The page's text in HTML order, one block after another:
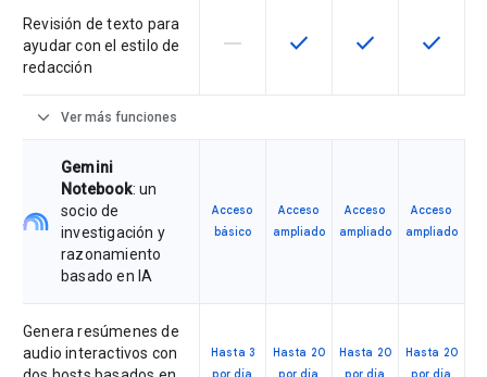
Revisión de texto para
ayudar con el estilo de
redacción
Esta función no está disponible en
horizontal_rule Esta función está
check Esta función
check Esta
check
expand_more Ver más funciones
Gemini
Notebook: un
socio de
investigación y
razonamiento
basado en IA
Acceso
básico
Acceso
ampliado
Acceso
ampliado
Acceso
ampliado
Genera resúmenes de
audio interactivos con
Hasta 3
Hasta 20
Hasta 20
Hasta 20